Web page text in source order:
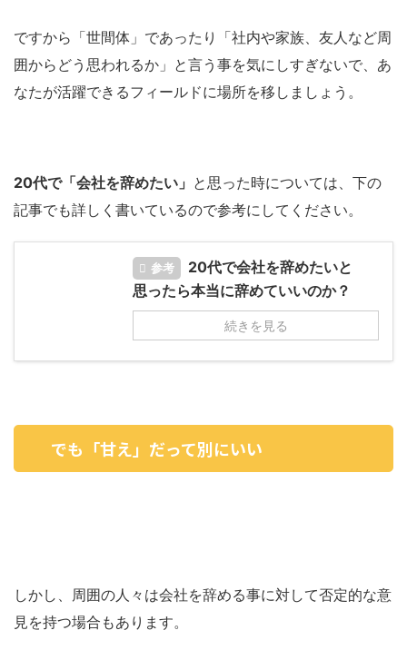
ですから「世間体」であったり「社内や家族、友人など周
囲からどう思われるか」と言う事を気にしすぎないで、あ
なたが活躍できるフィールドに場所を移しましょう。
20代で「会社を辞めたい」 と思った時については、下の
記事でも詳しく書いているので参考にしてください。
参考
20代で会社を辞めたいと
思ったら本当に辞めていいのか？
続きを見る
でも「甘え」だって別にいい
しかし、周囲の人々は会社を辞める事に対して否定的な意
見を持つ場合もあります。